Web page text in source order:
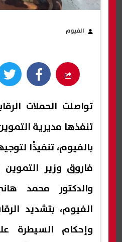
الفيوم
تواصلت الحملات
تنفذها مديرية
بالفيوم، تنفيذًا
فاروق وزير التموين
والدكتور محمد
الفيوم، بتشديد
وإحكام السيطرة